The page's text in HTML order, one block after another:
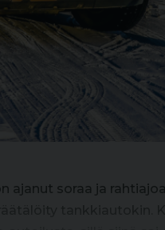
ajanut soraa ja